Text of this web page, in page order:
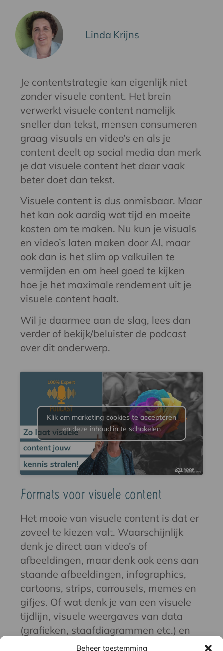
Beheer toestemming
Linda Krijns
Je contentstrategie kan eigenlijk niet
zonder visuele content. Het brein
verwerkt visuele content namelijk
sneller dan tekst, mensen consumeren
graag visuals en video’s en als je
content deelt op social media dan merk
je dat visuele content het daar vaak
beter doet dan tekst.
Visuele content is dus onmisbaar. Maar
het kan ook aardig wat tijd en moeite
kosten om te maken. Nu kun je visuals
en video’s laten maken door AI, maar
ook dan is het slim op valkuilen te
vermijden en om heel goed te kijken
hoe je het maximale rendement uit je
visuele content haalt.
Wil je daarmee aan de slag, lees dan
verder of bekijk/beluister de podcast
over dit onderwerp.
Klik om marketing cookies te accepteren
en deze inhoud in te schakelen
Formats voor visuele content
Het mooie van visuele content is dat er
zoveel te kiezen valt. Waarschijnlijk
denk je direct aan video’s of
afbeeldingen, maar denk ook eens aan
staande afbeeldingen, infographics,
cartoons, strips, carrousels, memes en
gifjes. Of wat denk je van een visuele
tijdlijn, visuele weergaves van data
(grafieken, staafdiagrammen etc.) en
van klinkende uitspraken en quotes?